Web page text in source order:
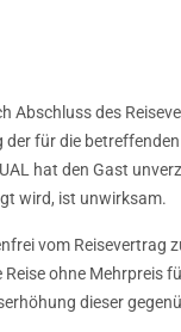
des
für die
hat den Gast
wird, ist unwirksam.
vom
ohne
dieser